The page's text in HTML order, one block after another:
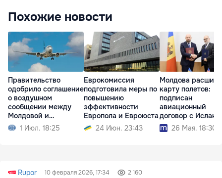
Похожие новости
Правительство
одобрило соглашение
о воздушном
сообщении между
Молдовой и
Исландией
1 Июл. 18:25
Еврокомиссия
подготовила меры по
повышению
эффективности
Европола и Евроюста
24 Июн. 23:43
Молдова
карту полетов:
подписан
авиационный
договор с
26 Мая. 18:30
Rupor 10 февраля 2026, 17:34 2 160